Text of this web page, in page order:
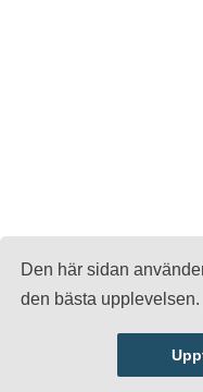
Den här sidan
den bästa upplevelsen.